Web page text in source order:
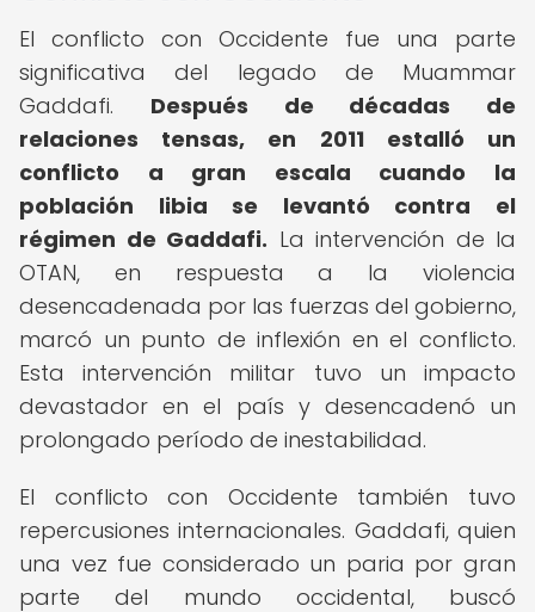
El conflicto con Occidente fue una parte
significativa del legado de Muammar
Gaddafi. Después de décadas de
relaciones tensas, en 2011 estalló un
conflicto a gran escala cuando la
población libia se levantó contra el
régimen de Gaddafi. La intervención de la
OTAN, en respuesta a la violencia
desencadenada por las fuerzas del gobierno,
marcó un punto de inflexión en el conflicto.
Esta intervención militar tuvo un impacto
devastador en el país y desencadenó un
prolongado período de inestabilidad.
El conflicto con Occidente también tuvo
repercusiones internacionales. Gaddafi, quien
una vez fue considerado un paria por gran
parte del mundo occidental, buscó